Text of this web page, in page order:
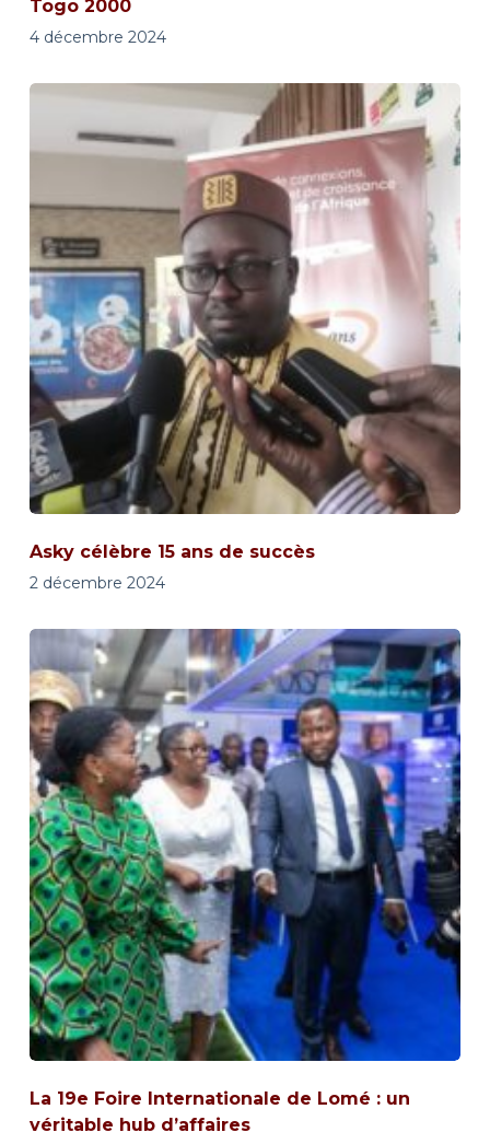
Togo 2000
4 décembre 2024
Asky célèbre 15 ans de succès
2 décembre 2024
La 19e Foire Internationale de Lomé : un
véritable hub d’affaires